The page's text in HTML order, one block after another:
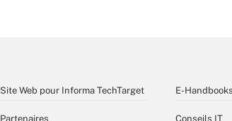
Site Web pour Informa TechTarget
Partenaires
E-
Conseils IT